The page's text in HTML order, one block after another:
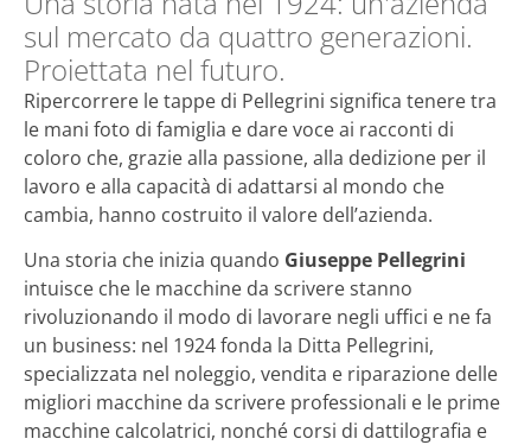
sul mercato da quattro generazioni.
Proiettata nel futuro.
Ripercorrere le tappe di Pellegrini significa tenere tra
le mani foto di famiglia e dare voce ai racconti di
coloro che, grazie alla passione, alla dedizione per il
lavoro e alla capacità di adattarsi al mondo che
cambia, hanno costruito il valore dell’azienda.
Una storia che inizia quando Giuseppe Pellegrini
intuisce che le macchine da scrivere stanno
rivoluzionando il modo di lavorare negli uffici e ne fa
un business: nel 1924 fonda la Ditta Pellegrini,
specializzata nel noleggio, vendita e riparazione delle
migliori macchine da scrivere professionali e le prime
macchine calcolatrici, nonché corsi di dattilografia e